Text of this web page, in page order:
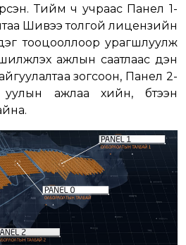
Тийм ч учраас Панел 1-
Шивээ толгой лицензийн
тооцооллоор урагшлуулж
ажлын саатлаас үүдэн
зогсоон, Панел 2-
ажлаа хийн, бүтээн